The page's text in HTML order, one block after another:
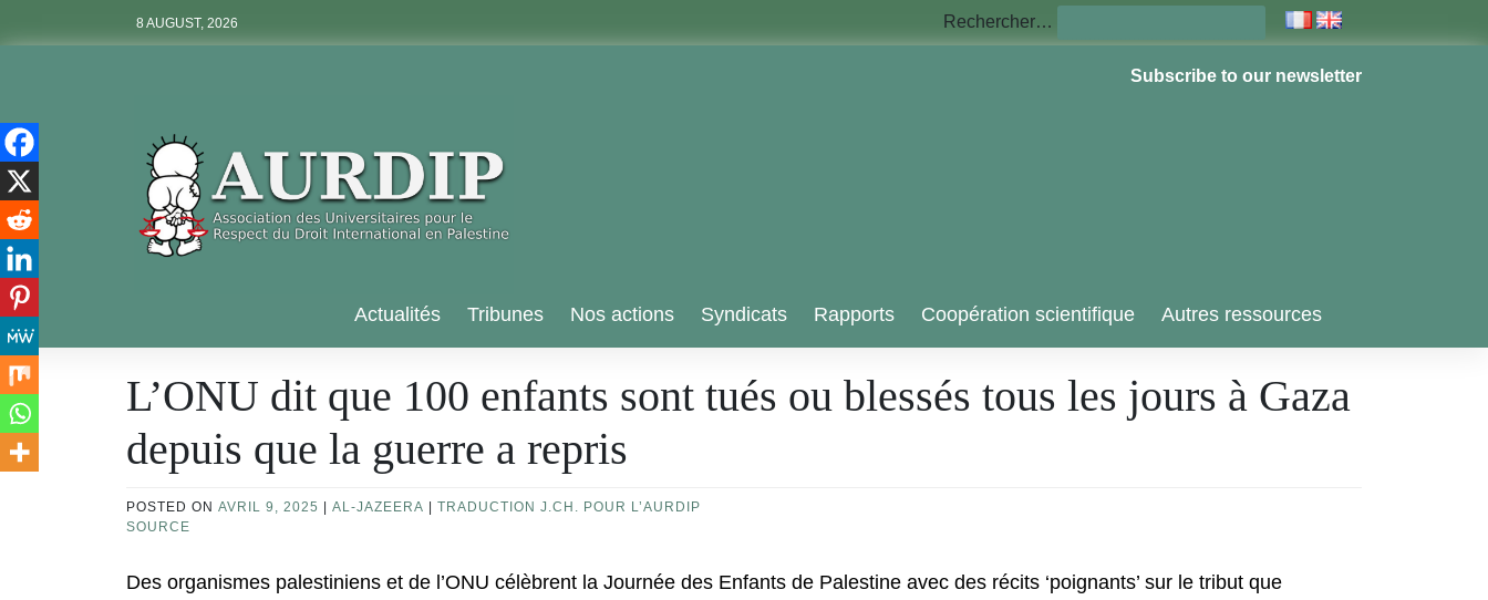
8 AUGUST, 2026 Rechercher…
Subscribe to our newsletter
Aurdip
Actualités Tribunes Nos actions Syndicats Rapports Coopération scientifique Autres ressources
L’ONU dit que 100 enfants sont tués ou blessés tous les jours à Gaza
depuis que la guerre a repris
POSTED ON AVRIL 9, 2025 AL-JAZEERA
TRADUCTION J.CH. POUR L’AURDIP
SOURCE
Des organismes palestiniens et de l’ONU célèbrent la Journée des Enfants de Palestine avec des récits ‘poignants’ sur le tribut que